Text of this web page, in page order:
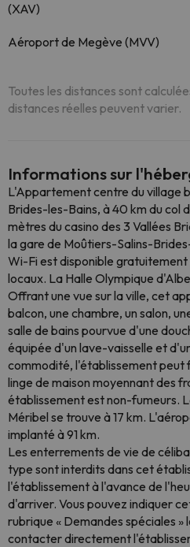
(XAV)
Aéroport de Megève (MVV)
Toutes les distances sont
distances réelles peuvent varier.
Informations sur
L'Appartement centre du village
Brides-les-Bains, à 40 km du col
mètres du casino des 3 Vallées
la gare de Moûtiers-Salins-
Wi-Fi est disponible gratuitement
locaux. La Halle Olympique
Offrant une vue sur la ville, cet
balcon, une chambre, un salon,
salle de bains pourvue d'une
équipée d'un lave-vaisselle et
commodité, l'établissement peut
linge de maison moyennant des
établissement est non-fumeurs.
Méribel se trouve à 17 km.
implanté à 91 km.
Les enterrements de vie de
type sont interdits dans cet
l'établissement à l'avance de
d'arriver. Vous pouvez indiquer
rubrique « Demandes spéciales »
contacter directement